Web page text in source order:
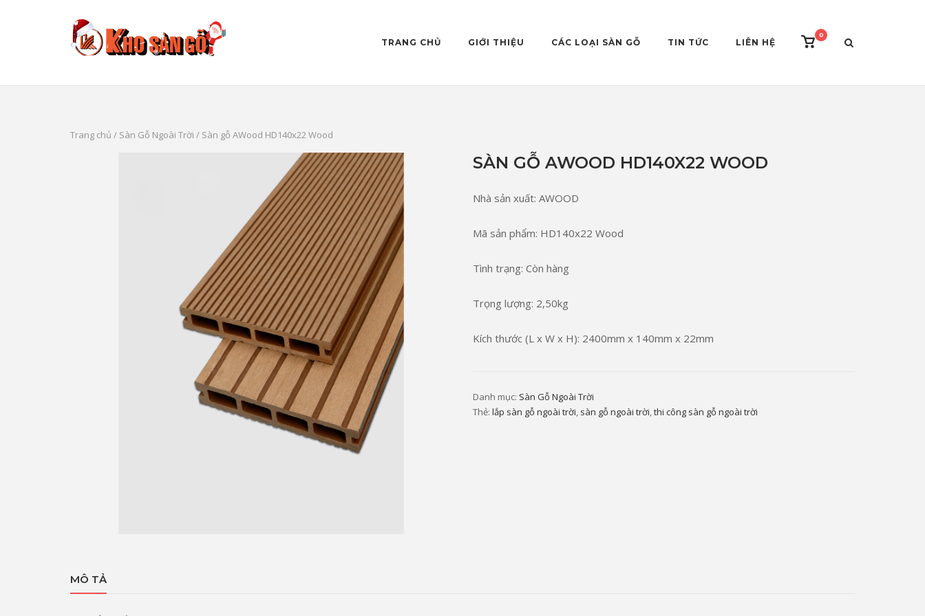
TRANG CHỦ GIỚI THIỆU CÁC LOẠI SÀN GỖ TIN TỨC LIÊN HỆ
View
0
Trang chủ / Sàn Gỗ Ngoài Trời / Sàn gỗ AWood HD140x22 Wood
SÀN GỖ AWOOD HD140X22 WOOD
Nhà sản xuất: AWOOD
Mã sản phẩm: HD140x22 Wood
Tình trạng: Còn hàng
Trọng lượng: 2,50kg
Kích thước (L x W x H): 2400mm x 140mm x 22mm
Danh mục: Sàn Gỗ Ngoài Trời
Thẻ:lắp sàn gỗ ngoài trời, sàn gỗ ngoài trời,thi công sàn gỗ ngoài trời
MÔ TẢ